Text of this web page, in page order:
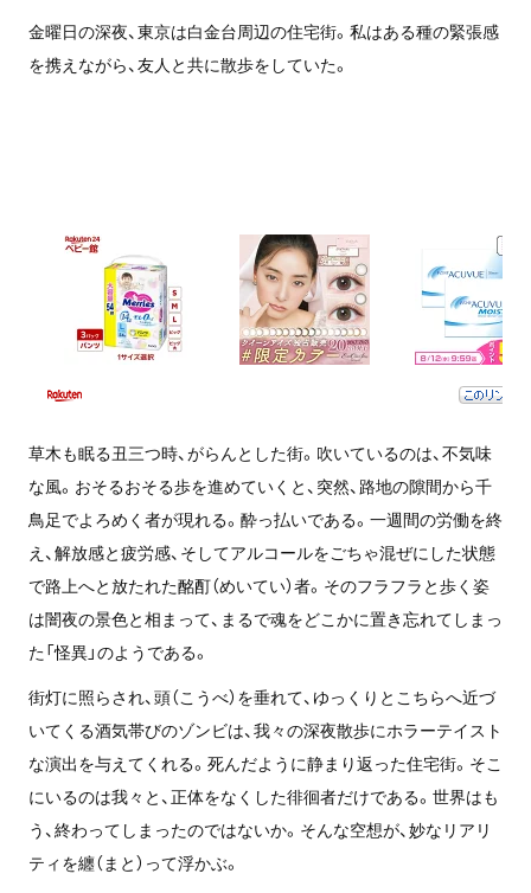
金曜日の深夜、東京は白金台周辺の住宅街。私はある種の緊張感
を携えながら、友人と共に散歩をしていた。
草木も眠る丑三つ時、がらんとした街。吹いているのは、不気味
な風。おそるおそる歩を進めていくと、突然、路地の隙間から千
鳥足でよろめく者が現れる。酔っ払いである。一週間の労働を終
え、解放感と疲労感、そしてアルコールをごちゃ混ぜにした状態
で路上へと放たれた酩酊（めいてい）者。そのフラフラと歩く姿
は闇夜の景色と相まって、まるで魂をどこかに置き忘れてしまっ
た「怪異」のようである。
街灯に照らされ、頭（こうべ）を垂れて、ゆっくりとこちらへ近づ
いてくる酒気帯びのゾンビは、我々の深夜散歩にホラーテイスト
な演出を与えてくれる。死んだように静まり返った住宅街。そこ
にいるのは我々と、正体をなくした徘徊者だけである。世界はも
う、終わってしまったのではないか。そんな空想が、妙なリアリ
ティを纏（まと）って浮かぶ。